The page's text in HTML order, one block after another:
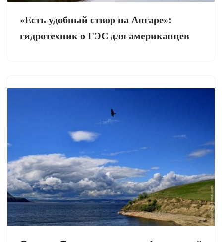
«Есть удобный створ на Ангаре»:
гидротехник о ГЭС для американцев